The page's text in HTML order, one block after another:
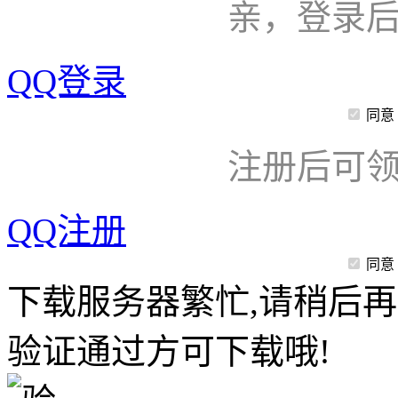
亲，登录
QQ登录
同意
注册后可
QQ注册
同意
下载服务器繁忙,请稍后
验证通过方可下载哦!